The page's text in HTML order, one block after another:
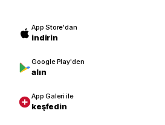
App Store'dan
indirin
Google Play'den
alın
App Galeri ile
keşfedin